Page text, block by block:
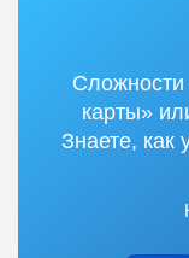
Сложности
карты»
Знаете, как